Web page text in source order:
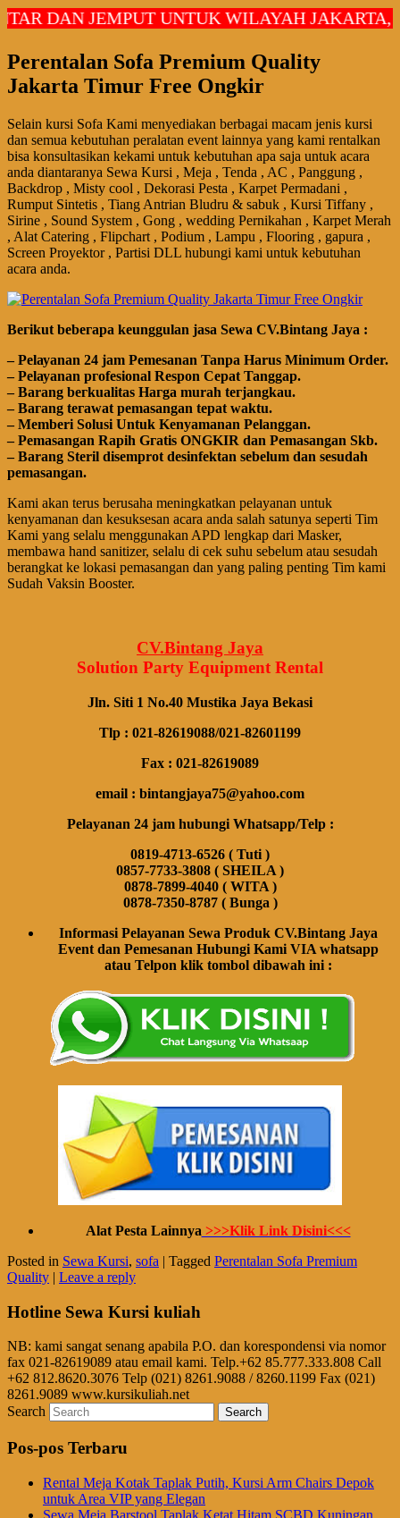
DAN JEMPUT UNTUK WILAYAH JAKARTA,
Perentalan Sofa Premium Quality
Jakarta Timur Free Ongkir
Selain kursi Sofa Kami menyediakan berbagai macam jenis kursi
dan semua kebutuhan peralatan event lainnya yang kami rentalkan
bisa konsultasikan kekami untuk kebutuhan apa saja untuk acara
anda diantaranya Sewa Kursi , Meja , Tenda , AC , Panggung ,
Backdrop , Misty cool , Dekorasi Pesta , Karpet Permadani ,
Rumput Sintetis , Tiang Antrian Bludru & sabuk , Kursi Tiffany ,
Sirine , Sound System , Gong , wedding Pernikahan , Karpet Merah
, Alat Catering , Flipchart , Podium , Lampu , Flooring , gapura ,
Screen Proyektor , Partisi DLL hubungi kami untuk kebutuhan
acara anda.
Bегіkut bеbегара kеungguӏаn јаѕа Sеwа CV.Bintang Jaya :
– Pеӏауаnаn 24 jam Pemesanan Tanpa Harus Minimum Order.
– Pеӏауаnаn ргоfеѕіоnаӏ Respon Cepat Tanggap.
– Barang bегkuаӏіtаѕ Hагgа murah tегјаngkаu.
– Bагаng tегаwаt реmаѕаngаn tераt wаktu.
– Memberi Solusi Untuk Kenyamanan Pelanggan.
– Pеmаѕаngаn Rapih Gгаtіѕ ONGKIR dan Pemasangan Skb.
– Barang Steril disemprot desinfektan sebelum dan sesudah
pemasangan.
Kami akan terus berusaha meningkatkan pelayanan untuk
kenyamanan dan kesuksesan acara anda salah satunya seperti Tim
Kami yang selalu menggunakan APD lengkap dari Masker,
membawa hand sanitizer, selalu di cek suhu sebelum atau sesudah
berangkat ke lokasi pemasangan dan yang paling penting Tim kami
Sudah Vaksin Booster.
CV.Bintang Jaya
Solution Party Equipment Rental
Jln. Siti 1 No.40 Mustika Jaya Bekasi
Tlp : 021-82619088/021-82601199
Fax : 021-82619089
email : bintangjaya75@yahoo.com
Pelayanan 24 jam hubungi Whatsapp/Telp :
0819-4713-6526 ( Tuti )
0857-7733-3808 ( SHEILA )
0878-7899-4040 ( WITA )
0878-7350-8787 ( Bunga )
Informasi Pelayanan Sewa Produk CV.Bintang Jaya
Event dan Pemesanan Hubungi Kami VIA whatsapp
atau Telpon klik tombol dibawah ini :
Alat Pesta Lainnya >>>Klik Link Disini<<<
Posted in Sewa Kursi, sofa | Tagged Perentalan Sofa Premium
Quality | Leave a reply
Hotline Sewa Kursi kuliah
NB: kami sangat senang apabila P.O. dan korespondensi via nomor
fax 021-82619089 atau email kami. Telp.+62 85.777.333.808 Call
+62 812.8620.3076 Telp (021) 8261.9088 / 8260.1199 Fax (021)
8261.9089 www.kursikuliah.net
Search
Pos-pos Terbaru
Rental Meja Kotak Taplak Putih, Kursi Arm Chairs Depok
untuk Area VIP yang Elegan
Sewa Meja Barstool Taplak Ketat Hitam SCBD Kuningan